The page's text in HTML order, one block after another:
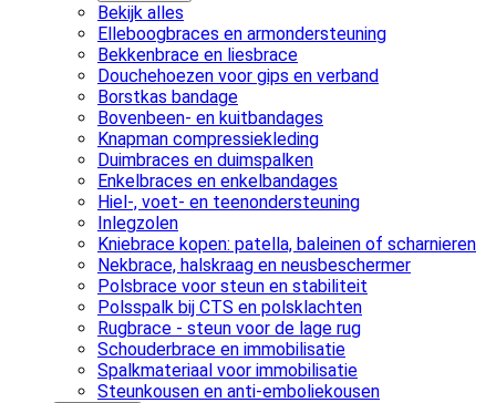
Bekijk alles
Elleboogbraces en armondersteuning
Bekkenbrace en liesbrace
Douchehoezen voor gips en verband
Borstkas bandage
Bovenbeen- en kuitbandages
Knapman compressiekleding
Duimbraces en duimspalken
Enkelbraces en enkelbandages
Hiel-, voet- en teenondersteuning
Inlegzolen
Kniebrace kopen: patella, baleinen of scharnieren
Nekbrace, halskraag en neusbeschermer
Polsbrace voor steun en stabiliteit
Polsspalk bij CTS en polsklachten
Rugbrace - steun voor de lage rug
Schouderbrace en immobilisatie
Spalkmateriaal voor immobilisatie
Steunkousen en anti-emboliekousen